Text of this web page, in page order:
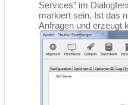
Services” im
markiert sein. Ist das
Anfragen und erzeugt